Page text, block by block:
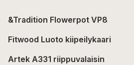
&Tradition Flowerpot VP8
Fitwood Luoto kiipeilykaari
Artek A331 riippuvalaisin